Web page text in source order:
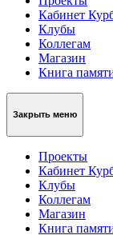
Кабинет
Клубы
Коллегам
Магазин
Книга
Закрыть меню
Проекты
Кабинет
Клубы
Коллегам
Магазин
Книга